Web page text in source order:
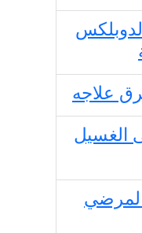
علاجه
الغسيل
لمرضي